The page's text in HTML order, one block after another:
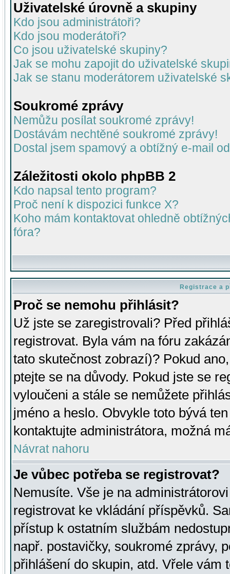
Uživatelské úrovně a skupiny
Kdo jsou administrátoři?
Kdo jsou moderátoři?
Co jsou uživatelské skupiny?
Jak se mohu zapojit do uživatelské
Jak se stanu moderátorem uživatelské
Soukromé zprávy
Nemůžu posílat soukromé zprávy!
Dostávám nechtěné soukromé zprávy!
Dostal jsem spamový a obtížný e-mail
Záležitosti okolo phpBB 2
Kdo napsal tento program?
Proč není k dispozici funkce X?
Koho mám kontaktovat ohledně
fóra?
Registrace a
Proč se nemohu přihlásit?
Už jste se zaregistrovali? Před
registrovat. Byla vám na fóru
tato skutečnost zobrazí)? Pokud
ptejte se na důvody. Pokud jste se
vyloučeni a stále se nemůžete
jméno a heslo. Obvykle toto bývá
kontaktujte administrátora, možná
Návrat nahoru
Je vůbec potřeba se registrovat?
Nemusíte. Vše je na
registrovat ke vkládání příspěvků.
přístup k ostatním službám
např. postavičky, soukromé zprávy,
přihlášení do skupin, atd. Vřele vám